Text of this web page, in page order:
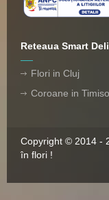
Reteaua Smart
Flori in Cluj
Coroane in
Copyright © 2014 -
în flori !